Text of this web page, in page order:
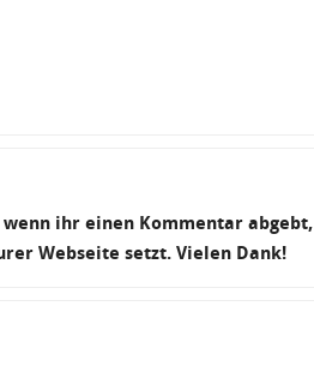
ihr einen Kommentar abgebt,
Webseite setzt. Vielen Dank!